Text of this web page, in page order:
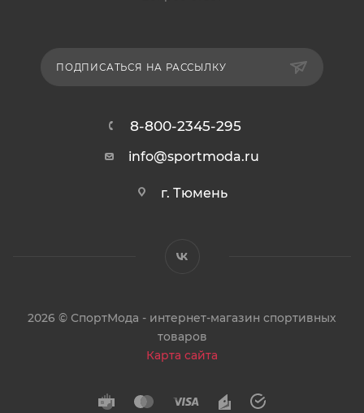
ПОДПИСАТЬСЯ НА РАССЫЛКУ
8-800-2345-295
info@sportmoda.ru
г. Тюмень
2026 © СпортМода - интернет-магазин спортивных
товаров
Карта сайта